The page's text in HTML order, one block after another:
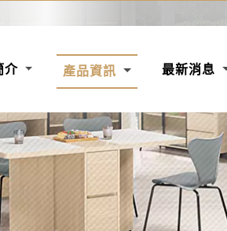
介 產品資訊 最新消息